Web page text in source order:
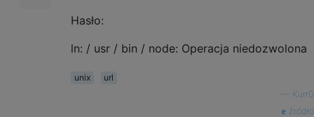
Hasło:
ln: / usr / bin / node: Operacja niedozwolona
unix
url
Kurr0
źródło